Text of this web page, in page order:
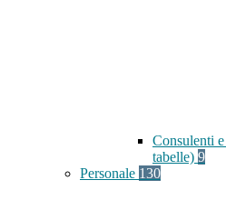
Consulenti
tabelle) 9
Personale 130